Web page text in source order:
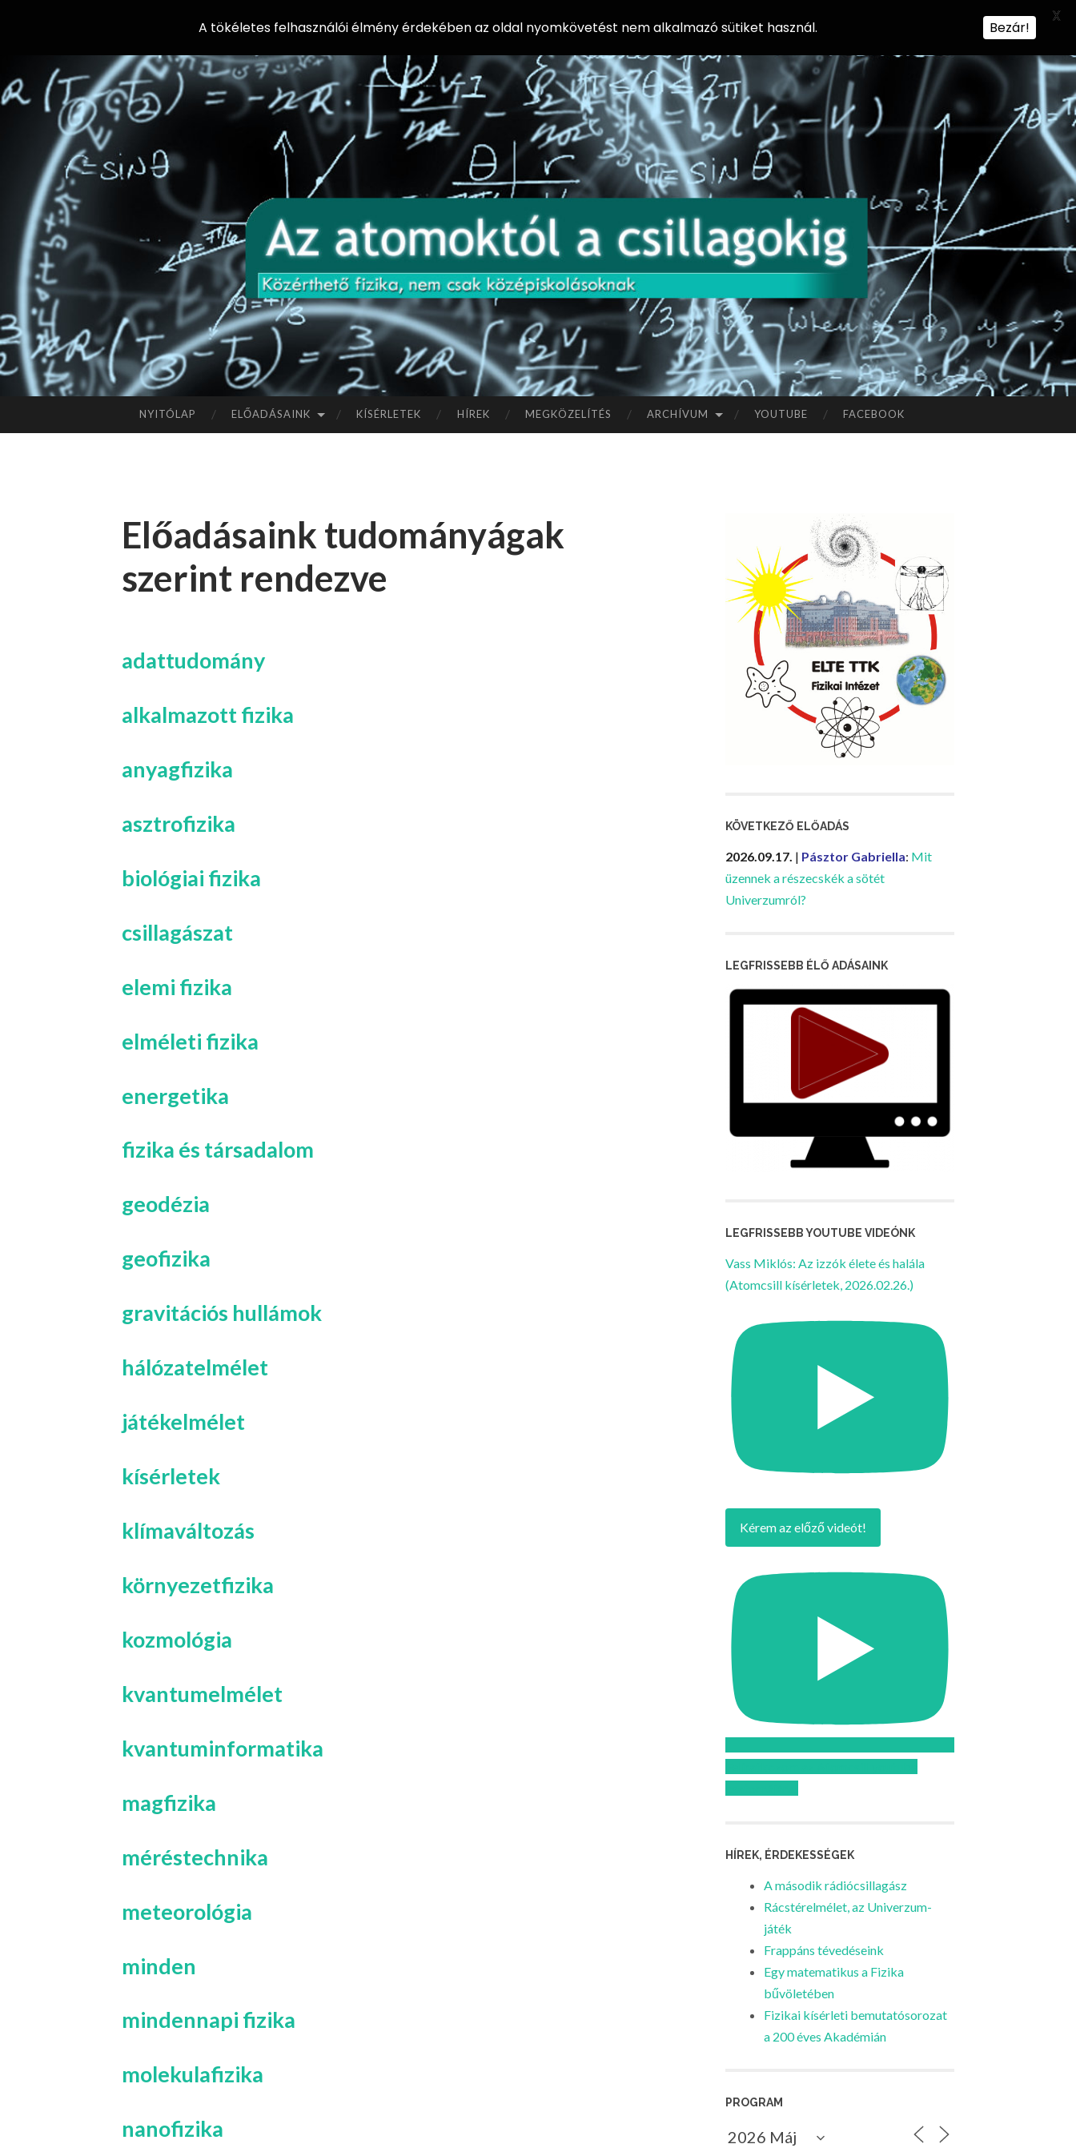
AZ
AT
OM
OK
TÓ
L A
Előadássorozat
középiskolásoknak
az ELTE
Természettudományi
Kar Fizikai
Intézetében
A
NYITÓLAP ELŐADÁSAINK KÍSÉRLETEK HÍREK MEGKÖZELÍTÉS ARCHÍVUM YOUTUBE FACEBOOK
Előadásaink tudományágak
szerint rendezve
adattudomány
alkalmazott fizika
anyagfizika
asztrofizika
biológiai fizika
csillagászat
elemi fizika
elméleti fizika
energetika
fizika és társadalom
geodézia
geofizika
gravitációs hullámok
hálózatelmélet
játékelmélet
kísérletek
klímaváltozás
környezetfizika
kozmológia
kvantumelmélet
kvantuminformatika
magfizika
méréstechnika
meteorológia
minden
mindennapi fizika
molekulafizika
nanofizika
KÖVETKEZŐ ELŐADÁS
2026.09.17. | Pásztor Gabriella: Mit
üzennek a részecskék a sötét
Univerzumról?
LEGFRISSEBB ÉLŐ ADÁSAINK
LEGFRISSEBB YOUTUBE VIDEÓNK
Vass Miklós: Az izzók élete és halála
(Atomcsill kísérletek, 2026.02.26.)
Kérem az előző videót!
HÍREK, ÉRDEKESSÉGEK
A második rádiócsillagász
Rácstérelmélet, az Univerzum-
játék
Frappáns tévedéseink
Egy matematikus a Fizika
bűvöletében
Fizikai kísérleti bemutatósorozat
a 200 éves Akadémián
PROGRAM
A tökéletes felhasználói élmény érdekében az oldal nyomkövetést nem alkalmazó sütiket használ. Bezár!
X